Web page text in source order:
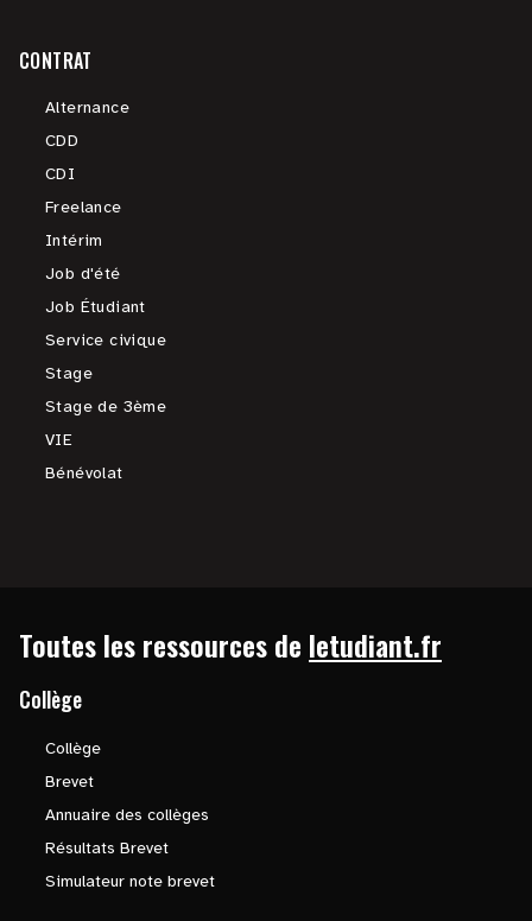
CONTRAT
Alternance
CDD
CDI
Freelance
Intérim
Job d'été
Job Étudiant
Service civique
Stage
Stage de 3ème
VIE
Bénévolat
Toutes les ressources de letudiant.fr
Collège
Collège
Brevet
Annuaire des collèges
Résultats Brevet
Simulateur note brevet